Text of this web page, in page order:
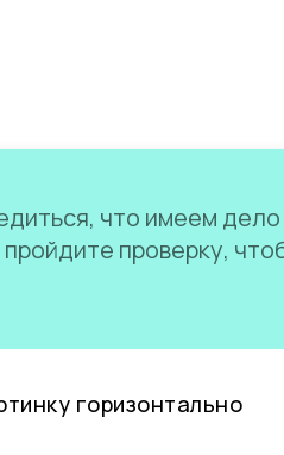
что имеем
проверку,
горизонтально